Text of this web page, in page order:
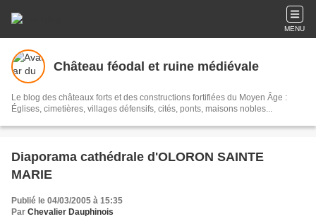
MENU
Château féodal et ruine médiévale
Le blog des châteaux forts et des constructions fortifiées du Moyen Âge :
Églises, cimetières, villages défensifs, cités, ponts, maisons nobles...
Diaporama cathédrale d'OLORON SAINTE
MARIE
Publié le 04/03/2005 à 15:35
Par Chevalier Dauphinois